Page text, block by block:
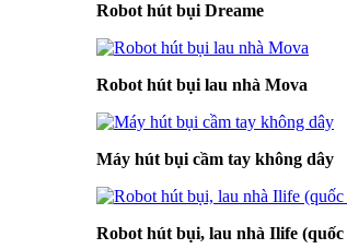
Robot hút bụi Dreame
Robot hút bụi lau nhà Mova
Máy hút bụi cầm tay không dây
Robot hút bụi, lau nhà Ilife (quốc